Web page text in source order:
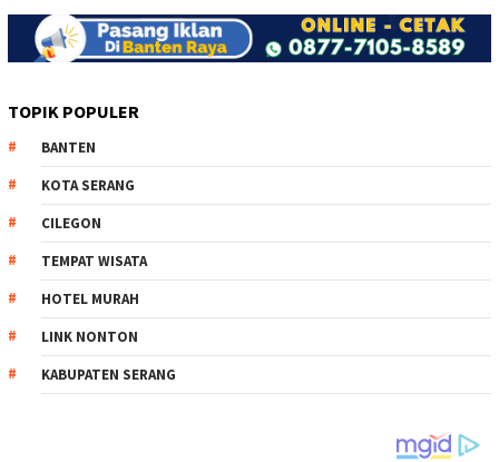
TOPIK POPULER
BANTEN
KOTA SERANG
CILEGON
TEMPAT WISATA
HOTEL MURAH
LINK NONTON
KABUPATEN SERANG